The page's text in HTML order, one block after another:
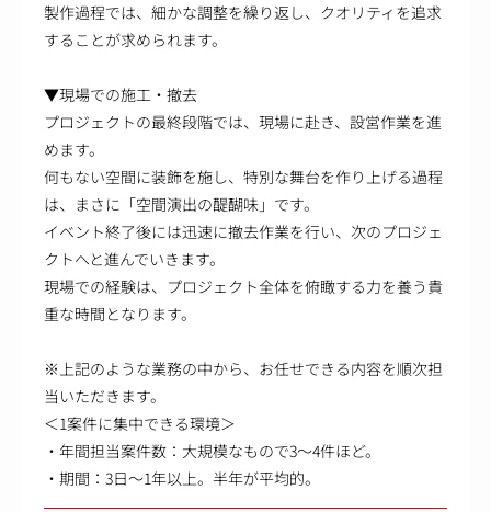
製作過程では、細かな調整を繰り返し、クオリティを追求
することが求められます。
▼現場での施工・撤去
プロジェクトの最終段階では、現場に赴き、設営作業を進
めます。
何もない空間に装飾を施し、特別な舞台を作り上げる過程
は、まさに「空間演出の醍醐味」です。
イベント終了後には迅速に撤去作業を行い、次のプロジェ
クトへと進んでいきます。
現場での経験は、プロジェクト全体を俯瞰する力を養う貴
重な時間となります。
※上記のような業務の中から、お任せできる内容を順次担
当いただきます。
＜1案件に集中できる環境＞
・年間担当案件数：大規模なもので3～4件ほど。
・期間：3日～1年以上。半年が平均的。